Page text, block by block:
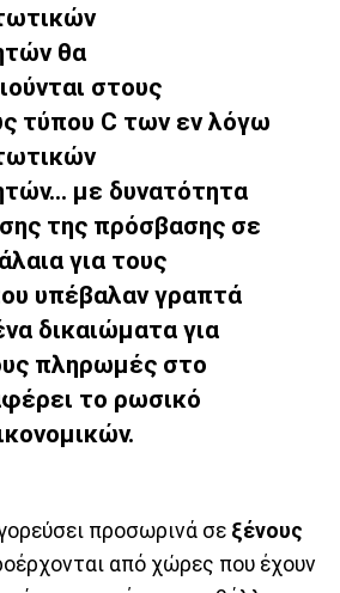
θα
στους
τύπου C των εν λόγω
με δυνατότητα
της πρόσβασης σε
για τους
υπέβαλαν γραπτά
δικαιώματα για
πληρωμές στο
το ρωσικό
προσωρινά σε ξένους
από χώρες που έχουν